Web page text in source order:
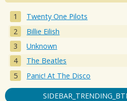
Twenty One Pilots
Billie Eilish
Unknown
The Beatles
Panic! At The Disco